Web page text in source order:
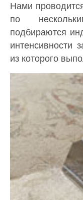
Нами
по
подбираются
интенсивности
из которого